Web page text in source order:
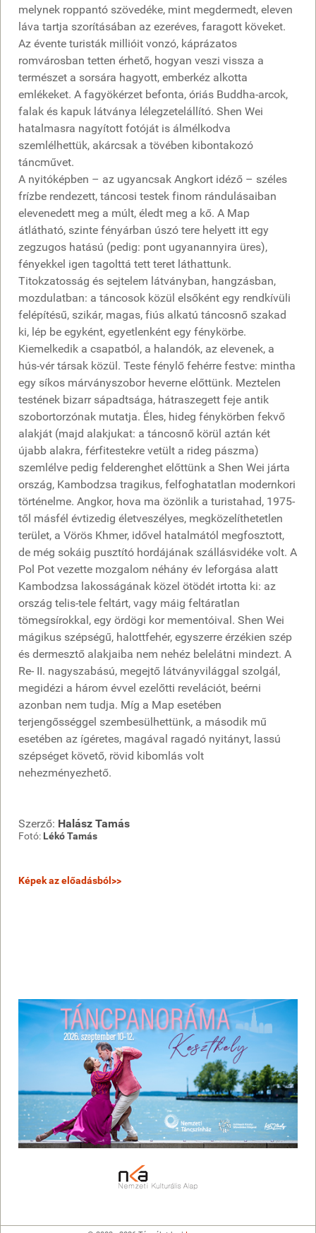
melynek roppantó szövedéke, mint megdermedt, eleven
láva tartja szorításában az ezeréves, faragott köveket.
Az évente turisták millióit vonzó, káprázatos
romvárosban tetten érhető, hogyan veszi vissza a
természet a sorsára hagyott, emberkéz alkotta
emlékeket. A fagyökérzet befonta, óriás Buddha-arcok,
falak és kapuk látványa lélegzetelállító. Shen Wei
hatalmasra nagyított fotóját is álmélkodva
szemlélhettük, akárcsak a tövében kibontakozó
táncművet.
A nyitóképben – az ugyancsak Angkort idéző – széles
frízbe rendezett, táncosi testek finom rándulásaiban
elevenedett meg a múlt, éledt meg a kő. A Map
átlátható, szinte fényárban úszó tere helyett itt egy
zegzugos hatású (pedig: pont ugyanannyira üres),
fényekkel igen tagolttá tett teret láthattunk.
Titokzatosság és sejtelem látványban, hangzásban,
mozdulatban: a táncosok közül elsőként egy rendkívüli
felépítésű, szikár, magas, fiús alkatú táncosnő szakad
ki, lép be egyként, egyetlenként egy fénykörbe.
Kiemelkedik a csapatból, a halandók, az elevenek, a
hús-vér társak közül. Teste fénylő fehérre festve: mintha
egy síkos márványszobor heverne előttünk. Meztelen
testének bizarr sápadtsága, hátraszegett feje antik
szobortorzónak mutatja. Éles, hideg fénykörben fekvő
alakját (majd alakjukat: a táncosnő körül aztán két
újabb alakra, férfitestekre vetült a rideg pászma)
szemlélve pedig felderenghet előttünk a Shen Wei járta
ország, Kambodzsa tragikus, felfoghatatlan modernkori
történelme. Angkor, hova ma özönlik a turistahad, 1975-
től másfél évtizedig életveszélyes, megközelíthetetlen
terület, a Vörös Khmer, idővel hatalmától megfosztott,
de még sokáig pusztító hordájának szállásvidéke volt. A
Pol Pot vezette mozgalom néhány év leforgása alatt
Kambodzsa lakosságának közel ötödét irtotta ki: az
ország telis-tele feltárt, vagy máig feltáratlan
tömegsírokkal, egy ördögi kor mementóival. Shen Wei
mágikus szépségű, halottfehér, egyszerre érzékien szép
és dermesztő alakjaiba nem nehéz belelátni mindezt. A
Re- II. nagyszabású, megejtő látványvilággal szolgál,
megidézi a három évvel ezelőtti revelációt, beérni
azonban nem tudja. Míg a Map esetében
terjengősséggel szembesülhettünk, a második mű
esetében az ígéretes, magával ragadó nyitányt, lassú
szépséget követő, rövid kibomlás volt
nehezményezhető.
Szerző: Halász Tamás
Fotó: Lékó Tamás
Képek az előadásból>>